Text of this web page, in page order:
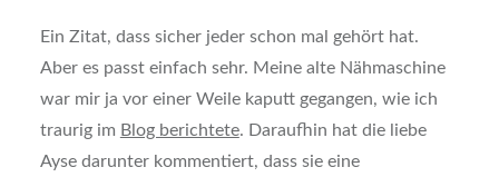
Ein Zitat, dass sicher jeder schon mal gehört hat.
Aber es passt einfach sehr. Meine alte Nähmaschine
war mir ja vor einer Weile kaputt gegangen, wie ich
traurig im Blog berichtete. Daraufhin hat die liebe
Ayse darunter kommentiert, dass sie eine